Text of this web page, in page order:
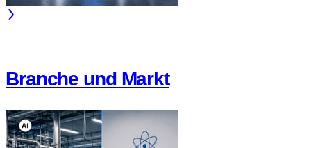
Branche und Markt